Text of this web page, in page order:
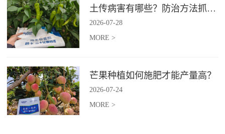
土传病害有哪些？防治方法抓紧收藏
2026-07-28
MORE >
芒果种植如何施肥才能产量高？
2026-07-24
MORE >